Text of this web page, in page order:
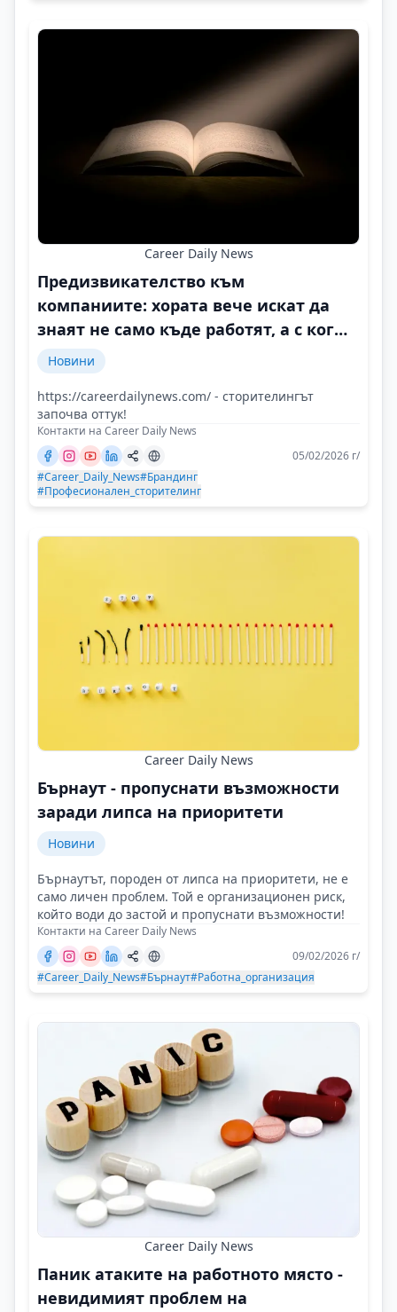
Career Daily News
Предизвикателство към
компаниите: хората вече искат да
знаят не само къде работят, а с кого
и защо
Новини
https://careerdailynews.com/ - сторителингът
започва оттук!
Контакти на Career Daily News
05/02/2026 г/
#Career_Daily_News#Брандинг
#Професионален_сторителинг
Career Daily News
Бърнаут - пропуснати възможности
заради липса на приоритети
Новини
Бърнаутът, породен от липса на приоритети, не е
само личен проблем. Той е организационен риск,
който води до застой и пропуснати възможности!
Контакти на Career Daily News
09/02/2026 г/
#Career_Daily_News#Бърнаут#Работна_организация
Career Daily News
Паник атаките на работното място -
невидимият проблем на